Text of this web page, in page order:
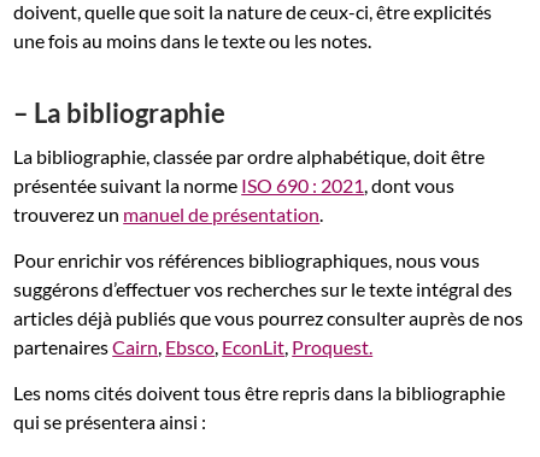
doivent, quelle que soit la nature de ceux-ci, être explicités
une fois au moins dans le texte ou les notes.
– La bibliographie
La bibliographie, classée par ordre alphabétique, doit être
présentée suivant la norme ISO 690 : 2021, dont vous
trouverez un manuel de présentation.
Pour enrichir vos références bibliographiques, nous vous
suggérons d’effectuer vos recherches sur le texte intégral des
articles déjà publiés que vous pourrez consulter auprès de nos
partenairesCairn, Ebsco, EconLit, Proquest.
Les noms cités doivent tous être repris dans la bibliographie
qui se présentera ainsi :